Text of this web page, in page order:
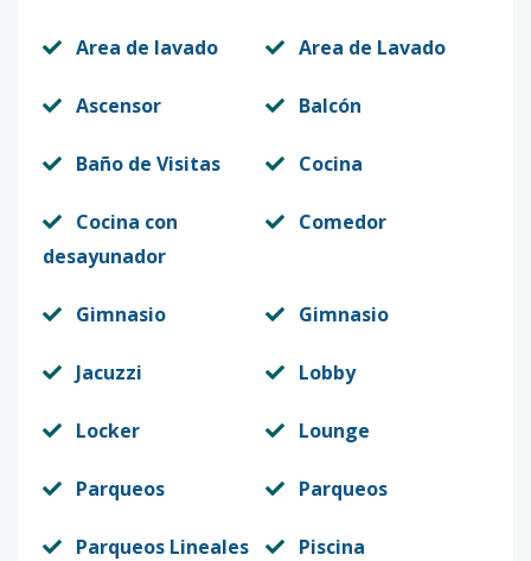
Area de lavado Area de Lavado
Ascensor Balcón
Baño de Visitas Cocina
Cocina con
desayunador
Comedor
Gimnasio Gimnasio
Jacuzzi Lobby
Locker Lounge
Parqueos Parqueos
Parqueos Lineales Piscina